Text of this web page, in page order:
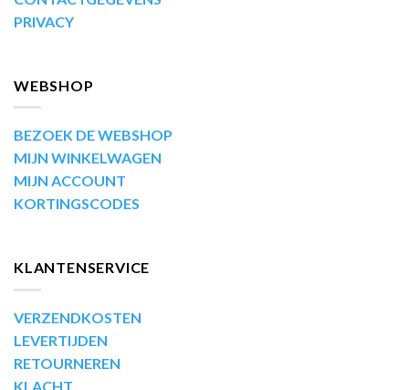
PRIVACY
WEBSHOP
BEZOEK DE WEBSHOP
MIJN WINKELWAGEN
MIJN ACCOUNT
KORTINGSCODES
KLANTENSERVICE
VERZENDKOSTEN
LEVERTIJDEN
RETOURNEREN
KLACHT